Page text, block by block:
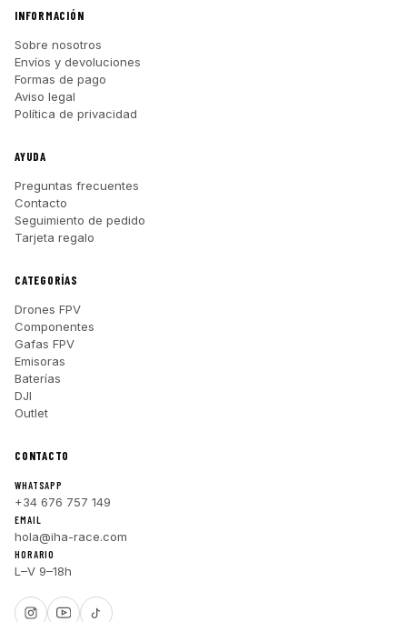
INFORMACIÓN
Sobre nosotros
Envíos y devoluciones
Formas de pago
Aviso legal
Política de privacidad
AYUDA
Preguntas frecuentes
Contacto
Seguimiento de pedido
Tarjeta regalo
CATEGORÍAS
Drones FPV
Componentes
Gafas FPV
Emisoras
Baterías
DJI
Outlet
CONTACTO
WHATSAPP
+34 676 757 149
EMAIL
hola@iha-race.com
HORARIO
L–V 9–18h